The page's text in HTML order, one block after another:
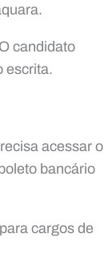
candidato
escrita.
acessar o
bancário
cargos de